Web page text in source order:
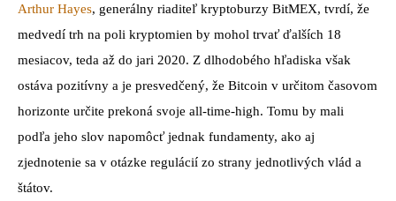
Arthur Hayes, generálny riaditeľ kryptoburzy BitMEX, tvrdí, že
medvedí trh na poli kryptomien by mohol trvať ďalších 18
mesiacov, teda až do jari 2020. Z dlhodobého hľadiska však
ostáva pozitívny a je presvedčený, že Bitcoin v určitom časovom
horizonte určite prekoná svoje all-time-high. Tomu by mali
podľa jeho slov napomôcť jednak fundamenty, ako aj
zjednotenie sa v otázke regulácií zo strany jednotlivých vlád a
štátov.